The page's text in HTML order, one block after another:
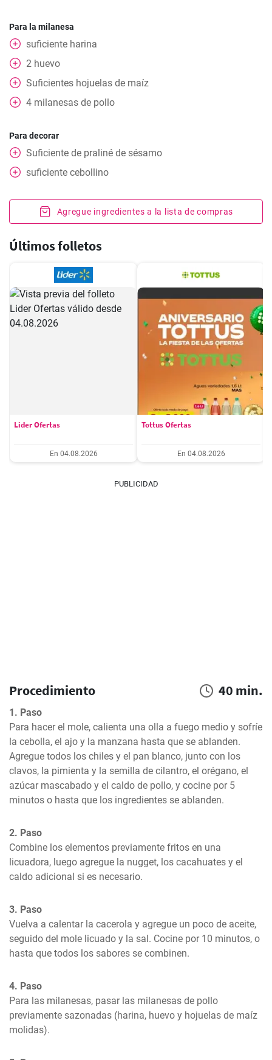
Para la milanesa
suficiente harina
2 huevo
Suficientes hojuelas de maíz
4 milanesas de pollo
Para decorar
Suficiente de praliné de sésamo
suficiente cebollino
Agregue ingredientes a la lista de compras
Últimos folletos
Lider Ofertas
En 04.08.2026
Tottus Ofertas
En 04.08.2026
PUBLICIDAD
Procedimiento 40 min.
1. Paso
Para hacer el mole, calienta una olla a fuego medio y sofríe
la cebolla, el ajo y la manzana hasta que se ablanden.
Agregue todos los chiles y el pan blanco, junto con los
clavos, la pimienta y la semilla de cilantro, el orégano, el
azúcar mascabado y el caldo de pollo, y cocine por 5
minutos o hasta que los ingredientes se ablanden.
2. Paso
Combine los elementos previamente fritos en una
licuadora, luego agregue la nugget, los cacahuates y el
caldo adicional si es necesario.
3. Paso
Vuelva a calentar la cacerola y agregue un poco de aceite,
seguido del mole licuado y la sal. Cocine por 10 minutos, o
hasta que todos los sabores se combinen.
4. Paso
Para las milanesas, pasar las milanesas de pollo
previamente sazonadas (harina, huevo y hojuelas de maíz
molidas).